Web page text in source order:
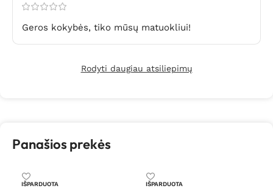
Geros kokybės, tiko mūsų matuokliui!
Rodyti daugiau atsiliepimų
Panašios prekės
IŠPARDUOTA IŠPARDUOTA